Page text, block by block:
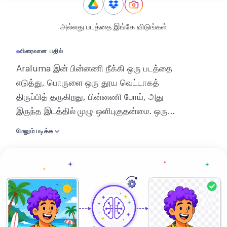
மற்றவை
JPG-ஐ PDF ஆக மாற்று
அல்லது படத்தை இங்கே விடுங்கள்
விரைவான பதில்
Araluma இன் பின்னணி நீக்கி ஒரு படத்தை
எடுத்து, பொருளை ஒரு தூய வெட்டாகத்
திருப்பித் தருகிறது, பின்னணி போய், அது
இருந்த இடத்தில் முழு ஒளிபுகுதன்மை. ஒரு
முடிவை ஒளிபுகும் PNG அல்லது WebP ஆகச்
சேமியுங்கள், அல்லது ஒரு திட நிறத்தின் மீது
JPEG ஆகத் தட்டையாக்குங்கள். வெட்டு
நீங்கள் கொடுத்த அதே அளவில் திரும்பும்,
எதுவும் பதிக்கப்படாமல், கட்டணமின்றி. தீட்ட
மேலும் படிக்க